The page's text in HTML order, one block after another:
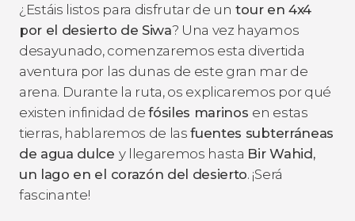
¿Estáis listos para disfrutar de un tour en 4x4
por el desierto de Siwa? Una vez hayamos
desayunado, comenzaremos esta divertida
aventura por las dunas de este gran mar de
arena. Durante la ruta, os explicaremos por qué
existen infinidad defósiles marinos en estas
tierras, hablaremos de lasfuentes subterráneas
de agua dulce y llegaremos hasta Bir Wahid,
un lago en el corazón del desierto. ¡Será
fascinante!